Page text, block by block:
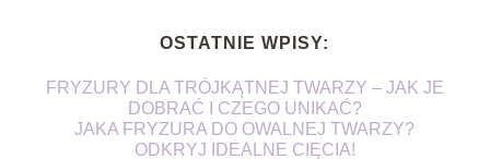
OSTATNIE WPISY:
FRYZURY DLA TRÓJKĄTNEJ TWARZY – JAK JE
DOBRAĆ I CZEGO UNIKAĆ?
JAKA FRYZURA DO OWALNEJ TWARZY?
ODKRYJ IDEALNE CIĘCIA!